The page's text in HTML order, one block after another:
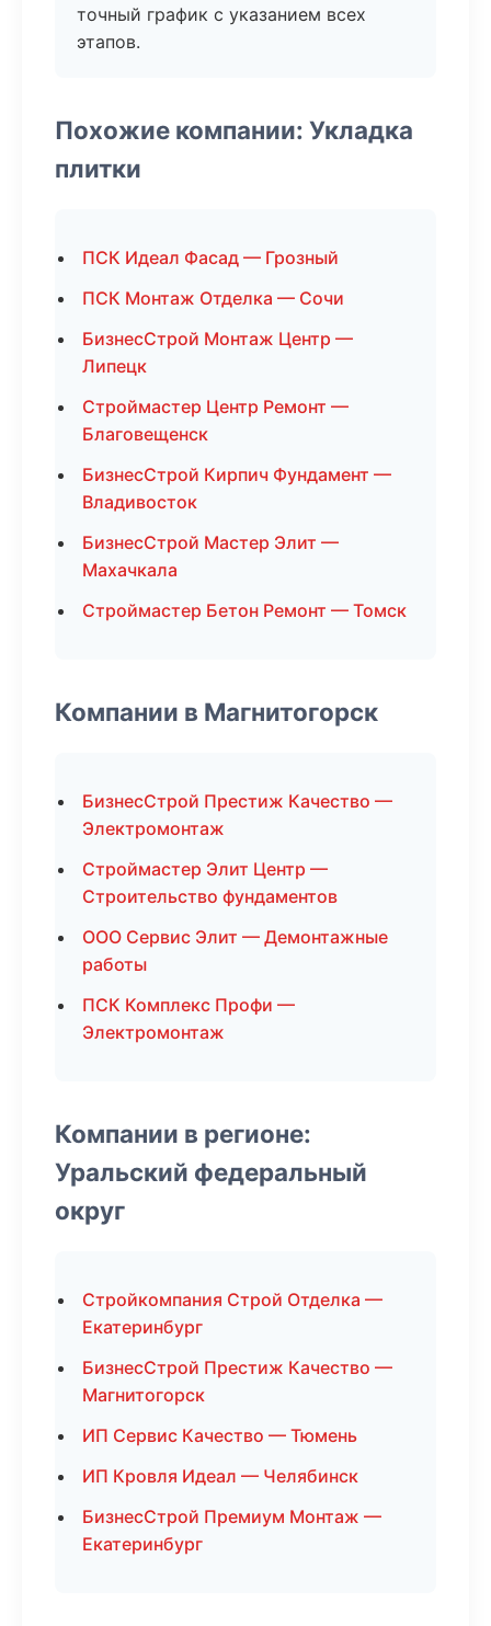
точный график с указанием всех
этапов.
Похожие компании: Укладка
плитки
ПСК Идеал Фасад — Грозный
ПСК Монтаж Отделка — Сочи
БизнесСтрой Монтаж Центр —
Липецк
Строймастер Центр Ремонт —
Благовещенск
БизнесСтрой Кирпич Фундамент —
Владивосток
БизнесСтрой Мастер Элит —
Махачкала
Строймастер Бетон Ремонт — Томск
Компании в Магнитогорск
БизнесСтрой Престиж Качество —
Электромонтаж
Строймастер Элит Центр —
Строительство фундаментов
ООО Сервис Элит — Демонтажные
работы
ПСК Комплекс Профи —
Электромонтаж
Компании в регионе:
Уральский федеральный
округ
Стройкомпания Строй Отделка —
Екатеринбург
БизнесСтрой Престиж Качество —
Магнитогорск
ИП Сервис Качество — Тюмень
ИП Кровля Идеал — Челябинск
БизнесСтрой Премиум Монтаж —
Екатеринбург